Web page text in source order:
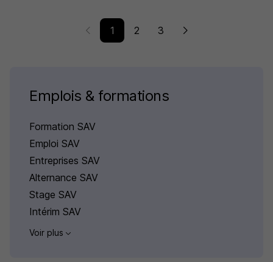
1 2 3
Emplois & formations
Formation SAV
Emploi SAV
Entreprises SAV
Alternance SAV
Stage SAV
Intérim SAV
Voir plus